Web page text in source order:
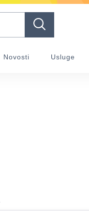
Novosti Usluge